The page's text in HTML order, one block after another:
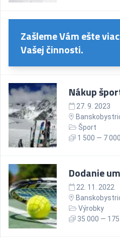
Zašleme Vám ešte
Vašej činnosti.
Nákup
27. 9. 2023
Šport
1 500 — 7
Dodanie
22. 11. 2022
Výrobky
35 000 —